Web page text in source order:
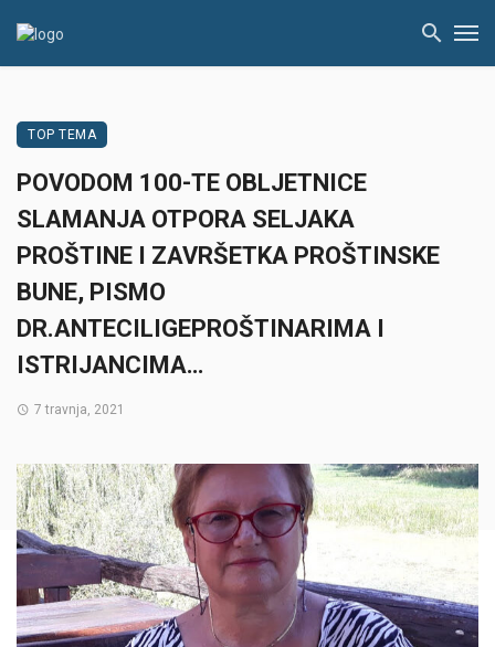
TOP TEMA
POVODOM 100-TE OBLJETNICE
SLAMANJA OTPORA SELJAKA
PROŠTINE I ZAVRŠETKA PROŠTINSKE
BUNE, PISMO
DR.ANTECILIGEPROŠTINARIMA I
ISTRIJANCIMA…
7 travnja, 2021